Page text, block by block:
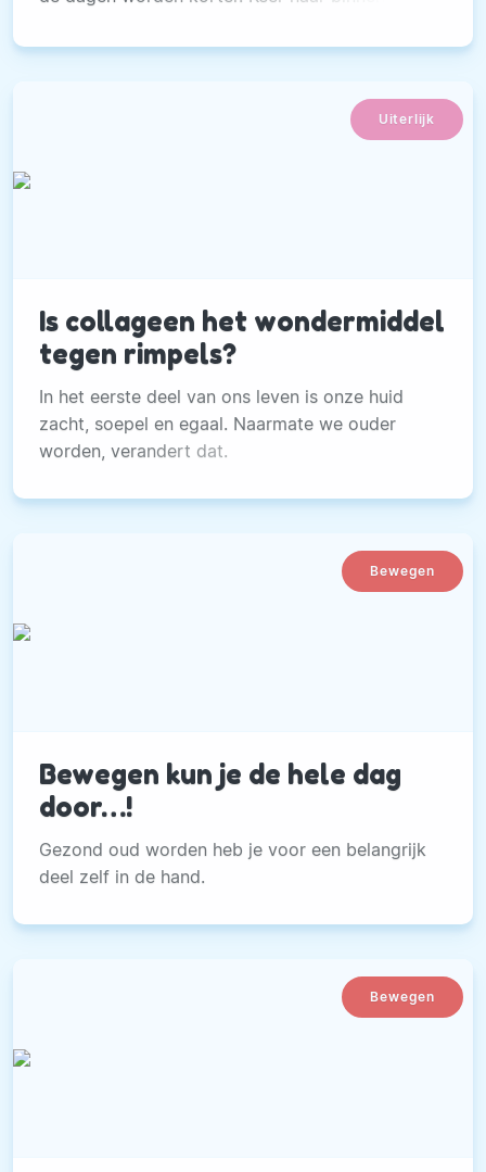
Uiterlijk
Is collageen het wondermiddel
tegen rimpels?
In het eerste deel van ons leven is onze huid
zacht, soepel en egaal. Naarmate we ouder
worden, verandert dat.
Bewegen
Bewegen kun je de hele dag
door…!
Gezond oud worden heb je voor een belangrijk
deel zelf in de hand.
Bewegen